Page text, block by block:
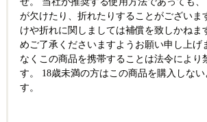
が欠けたり、折れたりすることがございま
けや折れに関しましては補償を致しかねま
めご了承くださいますようお願い申し上げ
なくこの商品を携帯することは法令により
す。 18歳未満の方はこの商品を購入しない
す。